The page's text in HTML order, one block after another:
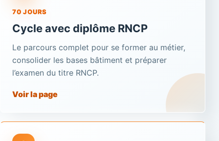
70 JOURS
Cycle avec diplôme RNCP
Le parcours complet pour se former au métier,
consolider les bases bâtiment et préparer
l’examen du titre RNCP.
Voir la page